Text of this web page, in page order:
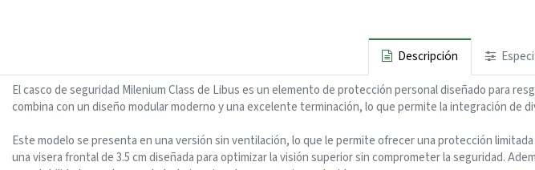
Descripción
El casco de seguridad Milenium Class de Libus es un elemento de protección personal diseñado para
combina con un diseño modular moderno y una excelente terminación, lo que permite la integración de
Este modelo se presenta en una versión sin ventilación, lo que le permite ofrecer una protección
una visera frontal de 3.5 cm diseñada para optimizar la visión superior sin comprometer la seguridad.